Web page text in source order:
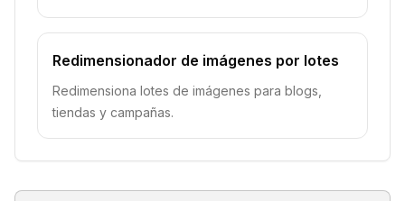
Redimensionador de imágenes por lotes
Redimensiona lotes de imágenes para blogs,
tiendas y campañas.